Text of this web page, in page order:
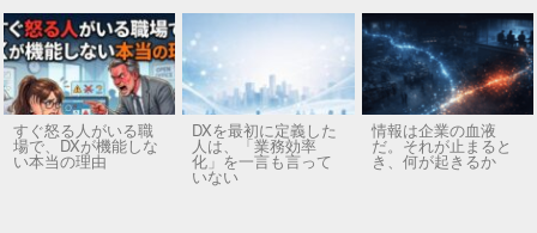
すぐ怒る人がいる職
場で、DXが機能しな
い本当の理由
DXを最初に定義した
人は、「業務効率
化」を一言も言って
いない
情報は企業の血液
だ。それが止まると
き、何が起きるか